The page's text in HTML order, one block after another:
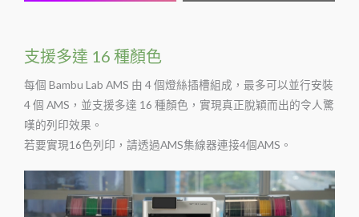
支援多達 16 種顏色
每個 Bambu Lab AMS 由 4 個燈絲插槽組成，最多可以並行安裝
4 個 AMS，並支援多達 16 種顏色，實現真正脫穎而出的令人驚
嘆的列印效果。
若要實現16色列印，請透過AMS集線器連接4個AMS。